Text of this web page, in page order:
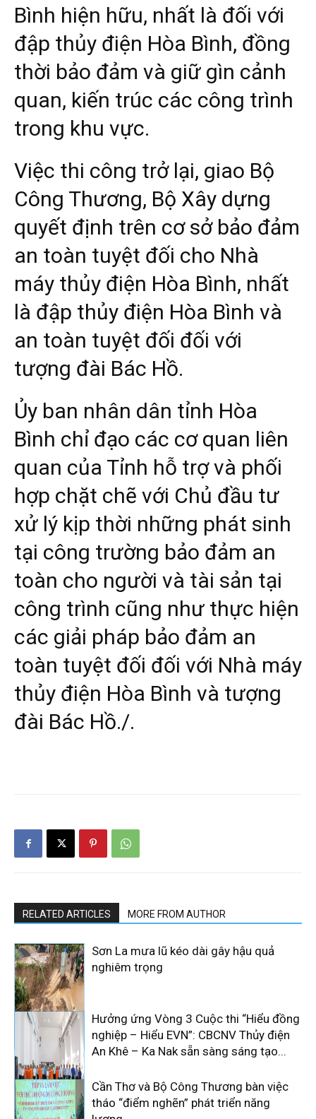
Bình hiện hữu, nhất là đối với
đập thủy điện Hòa Bình, đồng
thời bảo đảm và giữ gìn cảnh
quan, kiến trúc các công trình
trong khu vực.
Việc thi công trở lại, giao Bộ
Công Thương, Bộ Xây dựng
quyết định trên cơ sở bảo đảm
an toàn tuyệt đối cho Nhà
máy thủy điện Hòa Bình, nhất
là đập thủy điện Hòa Bình và
an toàn tuyệt đối đối với
tượng đài Bác Hồ.
Ủy ban nhân dân tỉnh Hòa
Bình chỉ đạo các cơ quan liên
quan của Tỉnh hỗ trợ và phối
hợp chặt chẽ với Chủ đầu tư
xử lý kịp thời những phát sinh
tại công trường bảo đảm an
toàn cho người và tài sản tại
công trình cũng như thực hiện
các giải pháp bảo đảm an
toàn tuyệt đối đối với Nhà máy
thủy điện Hòa Bình và tượng
đài Bác Hồ./.
RELATED ARTICLES MORE FROM AUTHOR
Sơn La mưa lũ kéo dài gây hậu quả
nghiêm trọng
Hưởng ứng Vòng 3 Cuộc thi “Hiểu đồng
nghiệp – Hiểu EVN”: CBCNV Thủy điện
An Khê – Ka Nak sẵn sàng sáng tạo...
Cần Thơ và Bộ Công Thương bàn việc
tháo “điểm nghẽn” phát triển năng